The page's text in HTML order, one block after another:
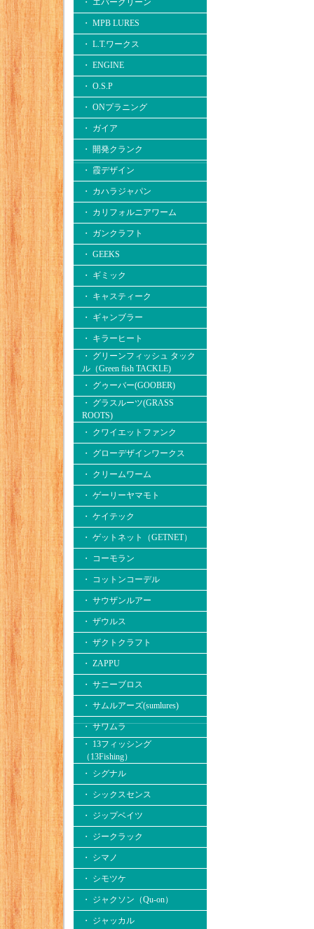
・ エバーグリーン
・ MPB LURES
・ L.T.ワークス
・ ENGINE
・ O.S.P
・ ONプラニング
・ ガイア
・ 開発クランク
・ 霞デザイン
・ カハラジャパン
・ カリフォルニアワーム
・ ガンクラフト
・ GEEKS
・ ギミック
・ キャスティーク
・ ギャンブラー
・ キラーヒート
・ グリーンフィッシュ タック
ル（Green fish TACKLE)
・ グゥーバー(GOOBER)
・ グラスルーツ(GRASS
ROOTS)
・ クワイエットファンク
・ グローデザインワークス
・ クリームワーム
・ ゲーリーヤマモト
・ ケイテック
・ ゲットネット（GETNET）
・ コーモラン
・ コットンコーデル
・ サウザンルアー
・ ザウルス
・ ザクトクラフト
・ ZAPPU
・ サニーブロス
・ サムルアーズ(sumlures)
・ サワムラ
・ 13フィッシング
（13Fishing）
・ シグナル
・ シックスセンス
・ ジップベイツ
・ ジークラック
・ シマノ
・ シモツケ
・ ジャクソン（Qu-on）
・ ジャッカル